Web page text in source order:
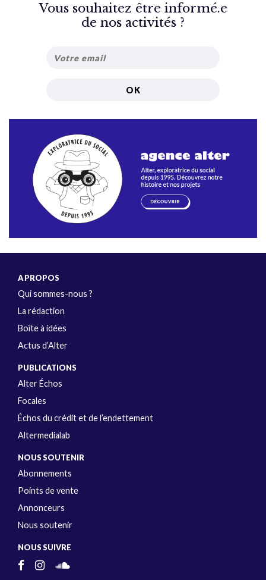
Vous souhaitez être informé.e
de nos activités ?
A PROPOS
Qui sommes-nous ?
La rédaction
Boîte à idées
Actus d’Alter
PUBLICATIONS
Alter Échos
Focales
Échos du crédit et de l’endettement
Altermedialab
NOUS SOUTENIR
Abonnements
Points de vente
Annonceurs
Nous soutenir
NOUS SUIVRE